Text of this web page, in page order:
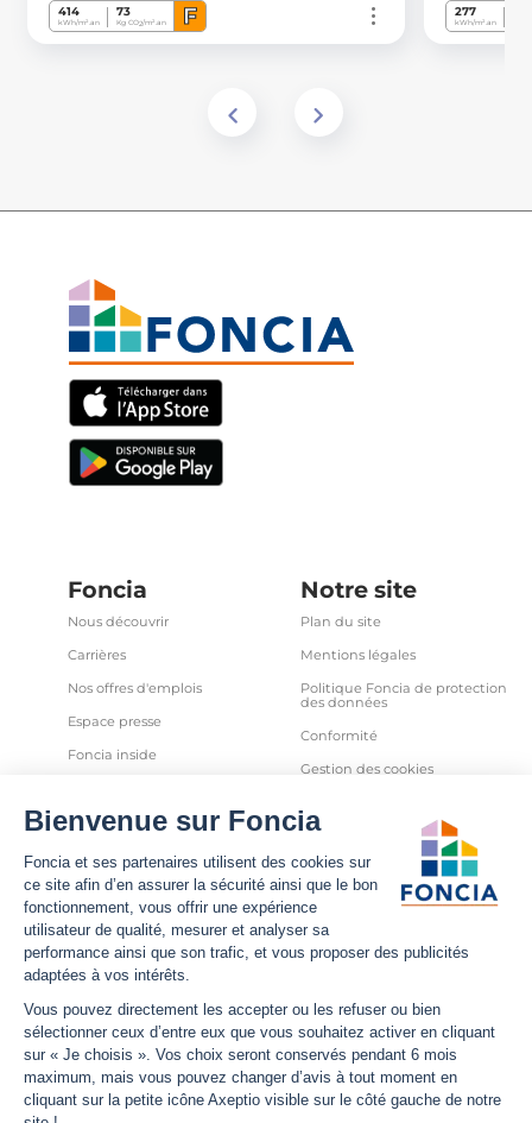
414
kWh/m².an
73
Kg CO2/m².an F 277
kWh/m².an
Foncia
Nous découvrir
Carrières
Nos offres d'emplois
Espace presse
Foncia inside
Partenaires
Notre site
Plan du site
Mentions légales
Politique Foncia de protection
des données
Conformité
Gestion des cookies
et autres traceurs
Sécurité informatique
Déclaration d'accessibilité
Infos utiles
Nous contacter
Estimation bien immobilier
Estimation loyer
Actualités
Nous suivre
Facebook
LinkedIn
YouTube
Instagram